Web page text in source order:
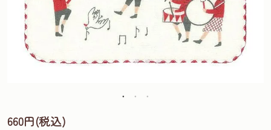
660円(税込)